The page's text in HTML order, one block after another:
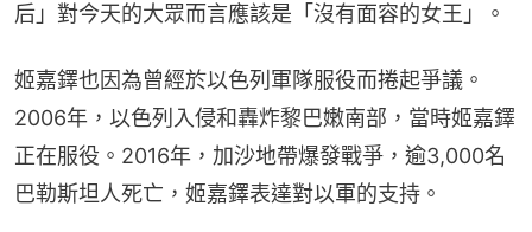
后」對今天的大眾而言應該是「沒有面容的女王」。
姬嘉鐸也因為曾經於以色列軍隊服役而捲起爭議。
2006年，以色列入侵和轟炸黎巴嫩南部，當時姬嘉鐸
正在服役。2016年，加沙地帶爆發戰爭，逾3,000名
巴勒斯坦人死亡，姬嘉鐸表達對以軍的支持。